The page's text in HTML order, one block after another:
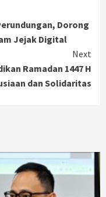
Dorong
Jejak Digital
Next
Ramadan 1447 H
dan Solidaritas